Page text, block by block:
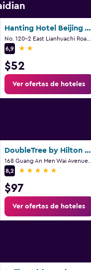
Hanting Hotel Beijing West Railway Station North Square
6,9
2 estrellas
$52
Ver ofertas de hoteles
DoubleTree by Hilton Beijing
8,2
5 estrellas
$97
Ver ofertas de hoteles